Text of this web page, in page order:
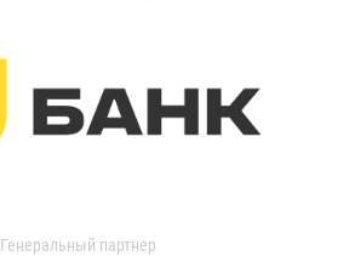
Генеральный партнер